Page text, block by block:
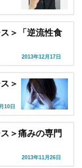
＞「逆流性食
2013年12月17日
＞
10日
＞痛みの専門
2013年11月26日